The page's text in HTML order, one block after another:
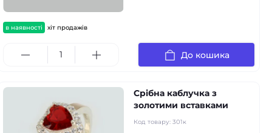
в наявності хіт продажів
До кошика
Срібна каблучка з
золотими вставками
Код товару: 301к